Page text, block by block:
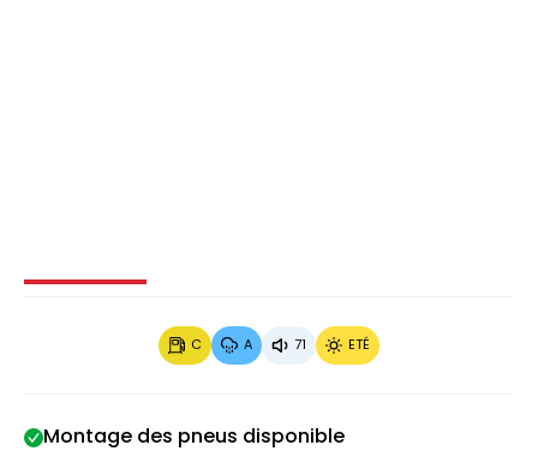
Image 1 sur 4
C A 71 ETÉ
Montage des pneus disponible